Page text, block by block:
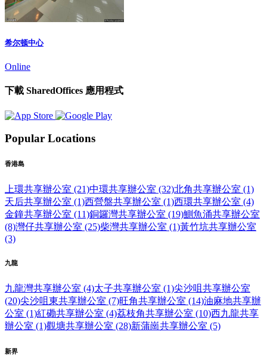
希尔顿中心
Online
下載 SharedOffices 應用程式
Popular Locations
香港島
上環共享辦公室 (21)中環共享辦公室 (32)北角共享辦公室 (1)
天后共享辦公室 (1)西營盤共享辦公室 (1)西環共享辦公室 (4)
金鐘共享辦公室 (11)銅鑼灣共享辦公室 (19)鰂魚涌共享辦公室
(8)灣仔共享辦公室 (25)柴灣共享辦公室 (1)黃竹坑共享辦公室
(3)
九龍
九龍灣共享辦公室 (4)太子共享辦公室 (1)尖沙咀共享辦公室
(20)尖沙咀東共享辦公室 (7)旺角共享辦公室 (14)油麻地共享辦
公室 (1)紅磡共享辦公室 (4)荔枝角共享辦公室 (10)西九龍共享
辦公室 (1)觀塘共享辦公室 (28)新蒲崗共享辦公室 (5)
新界